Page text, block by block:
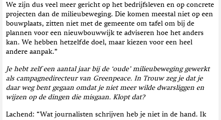
We zijn dus veel meer gericht op het bedrijfsleven en op concrete
projecten dan de milieubeweging. Die komen meestal niet op een
bouwplaats, zitten niet met de gemeente om tafel om bij de
plannen voor een nieuwbouwwijk te adviseren hoe het anders
kan. We hebben hetzelfde doel, maar kiezen voor een heel
andere aanpak.”
Je hebt zelf een aantal jaar bij de ‘oude’ milieubeweging gewerkt
als campagnedirecteur van Greenpeace. In Trouw zeg je dat je
daar weg bent gegaan omdat je niet meer wilde dwarsliggen en
wijzen op de dingen die misgaan. Klopt dat?
Lachend: “Wat journalisten schrijven heb je niet in de hand. Ik